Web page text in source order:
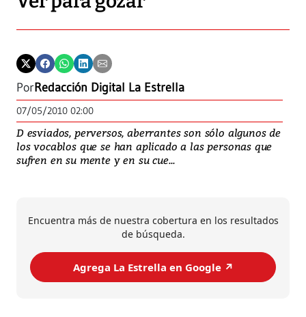
PorRedacción Digital La Estrella
07/05/2010 02:00
D esviados, perversos, aberrantes son sólo algunos de
los vocablos que se han aplicado a las personas que
sufren en su mente y en su cue...
Encuentra más de nuestra cobertura en los resultados
de búsqueda.
Agrega La Estrella en Google ↗️